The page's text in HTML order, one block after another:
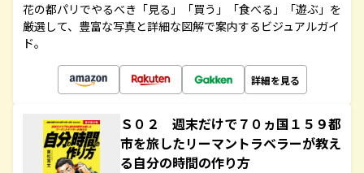
花の都パリでやるべき「見る」「買う」「食べる」「遊ぶ」を
厳選して、豊富な写真と詳細な図解で案内するビジュアルガイ
ド。
詳細を見る
Ｓ０２ 週末だけで７０ヵ国１５９都
市を旅したリーマントラベラーが教え
る自分の時間の作り方